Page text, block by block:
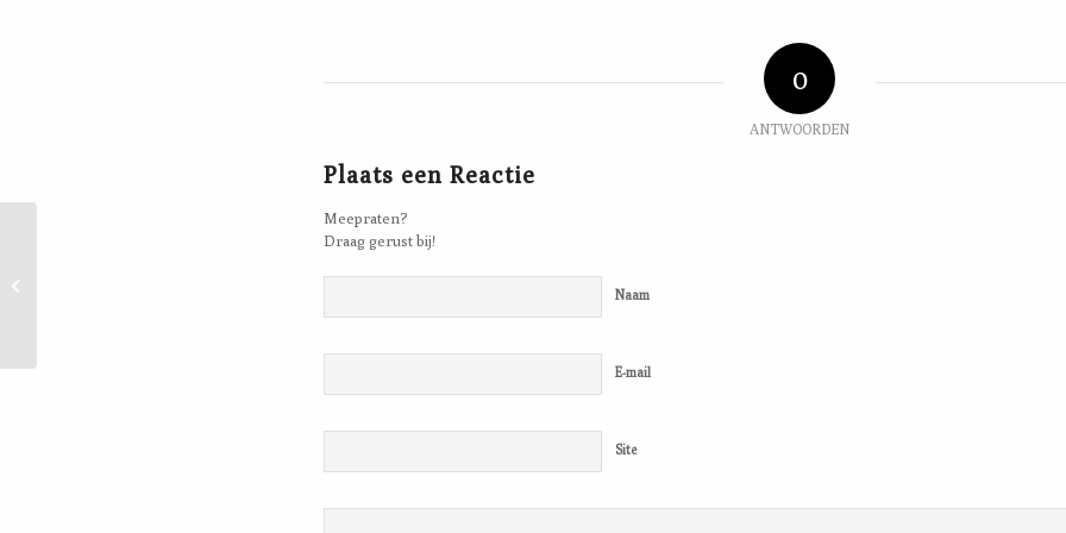
0
ANTWOORDEN
Plaats een Reactie
Meepraten?
Draag gerust bij!
Naam
E-mail
Site